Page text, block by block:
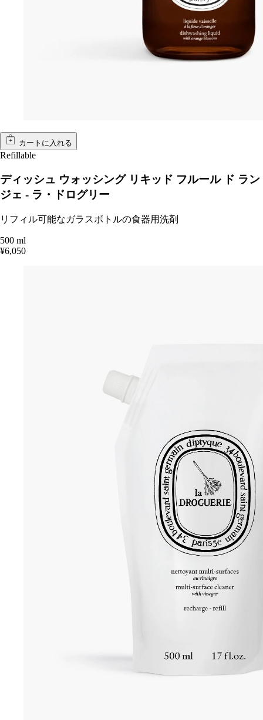
カートに入れる
Refillable
ディッシュ ウォッシング リキッド フルール ド ラン
ジェ - ラ・ドログリー
リフィル可能なガラスボトルの食器用洗剤
500 ml
¥6,050